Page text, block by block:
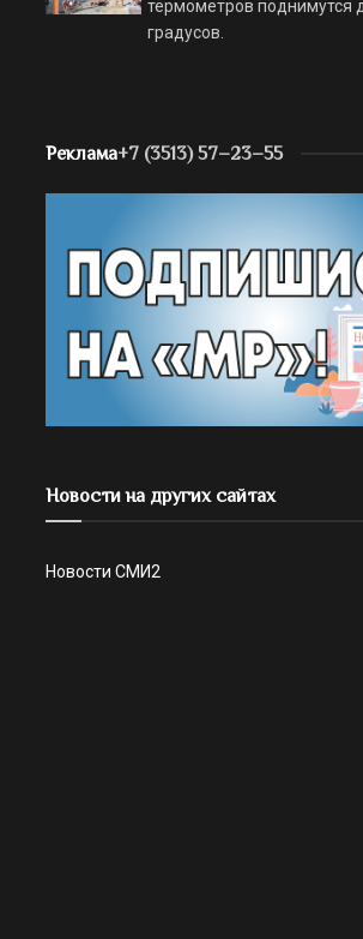
термометров поднимутся
градусов.
Реклама+7 (3513) 57–23–55
Новости на других сайтах
Новости СМИ2